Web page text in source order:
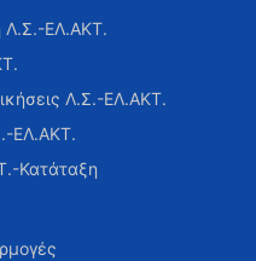
Λ.Σ.-ΕΛ.ΑΚΤ.
Λ.Σ.-ΕΛ.ΑΚΤ.
ΕΛ.ΑΚΤ.
Κατάταξη